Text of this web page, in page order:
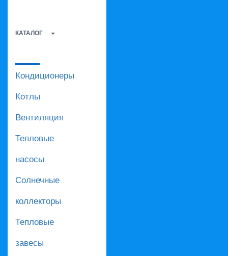
КАТАЛОГ
Кондиционеры
Котлы
Вентиляция
Тепловые
насосы
Солнечные
коллекторы
Тепловые
завесы